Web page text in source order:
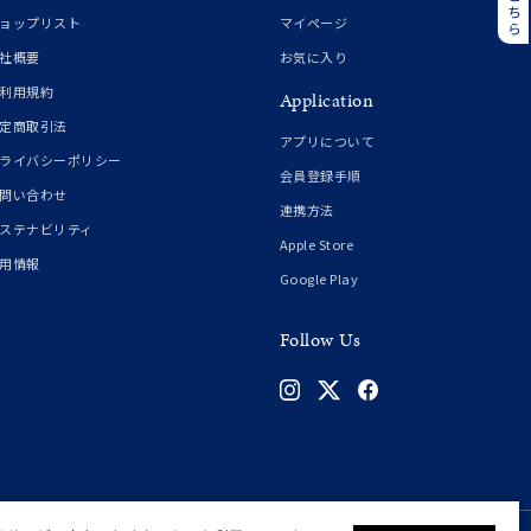
生石
誕生石
ムーン
イエロー
ップリスト
概要
用規約
商取引法
イバシーポリシー
い合わせ
テナビリティ
情報
マイページ
お気に入り
Application
アプリについて
会員登録手順
連携方法
Apple Store
Google Play
Follow Us